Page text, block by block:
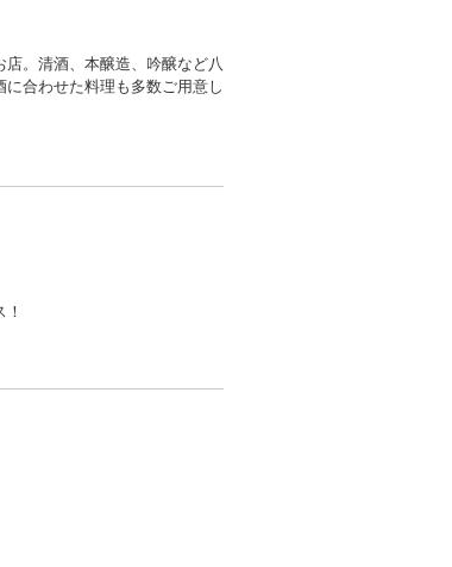
。清酒、本醸造、吟醸など八
合わせた料理も多数ご用意し